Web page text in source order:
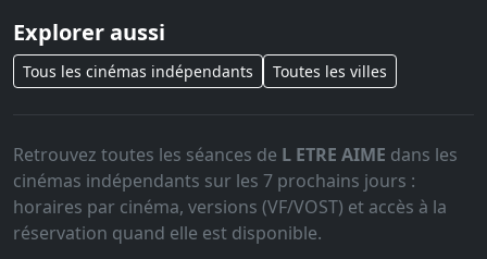
Explorer aussi
Tous les cinémas indépendants Toutes les villes
Retrouvez toutes les séances de L ETRE AIME dans les
cinémas indépendants sur les 7 prochains jours :
horaires par cinéma, versions (VF/VOST) et accès à la
réservation quand elle est disponible.